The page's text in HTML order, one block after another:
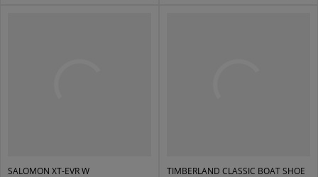
SALOMON XT-EVR W
TIMBERLAND CLASSIC BOAT SHOE